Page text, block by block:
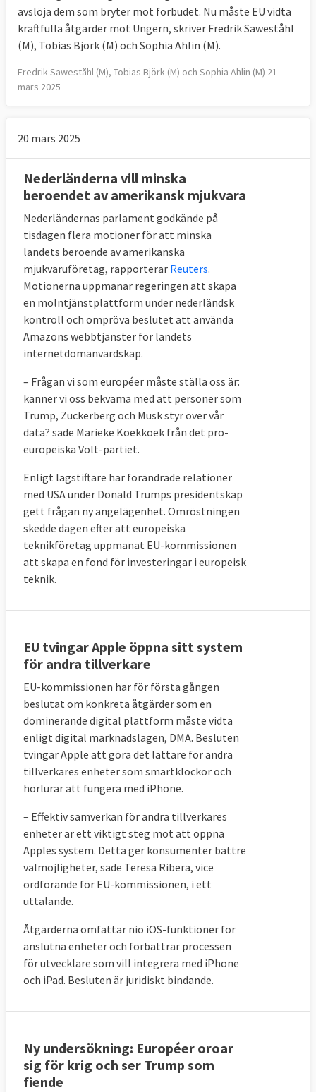
avslöja dem som bryter mot förbudet. Nu måste EU vidta
kraftfulla åtgärder mot Ungern, skriver Fredrik Saweståhl
(M), Tobias Björk (M) och Sophia Ahlin (M).
Fredrik Saweståhl (M), Tobias Björk (M) och Sophia Ahlin (M) 21
mars 2025
20 mars 2025
Nederländerna vill minska
beroendet av amerikansk mjukvara
Nederländernas parlament godkände på
tisdagen flera motioner för att minska
landets beroende av amerikanska
mjukvaruföretag, rapporterar Reuters.
Motionerna uppmanar regeringen att skapa
en molntjänstplattform under nederländsk
kontroll och ompröva beslutet att använda
Amazons webbtjänster för landets
internetdomänvärdskap.
– Frågan vi som européer måste ställa oss är:
känner vi oss bekväma med att personer som
Trump, Zuckerberg och Musk styr över vår
data? sade Marieke Koekkoek från det pro-
europeiska Volt-partiet.
Enligt lagstiftare har förändrade relationer
med USA under Donald Trumps presidentskap
gett frågan ny angelägenhet. Omröstningen
skedde dagen efter att europeiska
teknikföretag uppmanat EU-kommissionen
att skapa en fond för investeringar i europeisk
teknik.
EU tvingar Apple öppna sitt system
för andra tillverkare
EU-kommissionen har för första gången
beslutat om konkreta åtgärder som en
dominerande digital plattform måste vidta
enligt digital marknadslagen, DMA. Besluten
tvingar Apple att göra det lättare för andra
tillverkares enheter som smartklockor och
hörlurar att fungera med iPhone.
– Effektiv samverkan för andra tillverkares
enheter är ett viktigt steg mot att öppna
Apples system. Detta ger konsumenter bättre
valmöjligheter, sade Teresa Ribera, vice
ordförande för EU-kommissionen, i ett
uttalande.
Åtgärderna omfattar nio iOS-funktioner för
anslutna enheter och förbättrar processen
för utvecklare som vill integrera med iPhone
och iPad. Besluten är juridiskt bindande.
Ny undersökning: Européer oroar
sig för krig och ser Trump som
fiende